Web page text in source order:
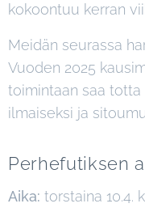
kokoontuu kerran
Meidän seurassa
Vuoden 2025
toimintaan saa
ilmaiseksi ja
Perhefutiksen
Aika: torstaina 10.4.